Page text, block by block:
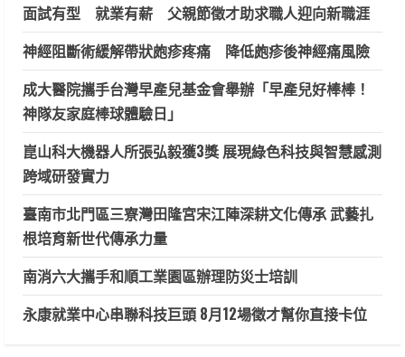
面試有型 就業有薪 父親節徵才助求職人迎向新職涯
神經阻斷術緩解帶狀皰疹疼痛 降低皰疹後神經痛風險
成大醫院攜手台灣早產兒基金會舉辦「早產兒好棒棒！
神隊友家庭棒球體驗日」
崑山科大機器人所張弘毅獲3獎 展現綠色科技與智慧感測
跨域研發實力
臺南市北門區三寮灣田隆宮宋江陣深耕文化傳承 武藝扎
根培育新世代傳承力量
南消六大攜手和順工業園區辦理防災士培訓
永康就業中心串聯科技巨頭 8月12場徵才幫你直接卡位